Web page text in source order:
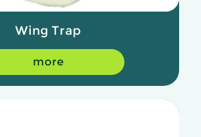
Wing Trap
more